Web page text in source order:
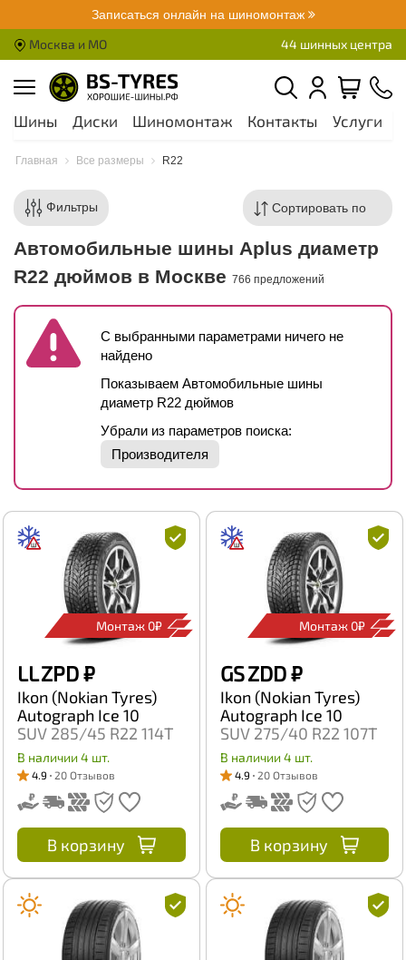
Записаться онлайн на шиномонтаж
Москва и МО 44 шинных центра
Шины Диски Шиномонтаж Контакты Услуги
Главная Все размеры R22
Фильтры
Автомобильные шины Aplus диаметр
R22 дюймов в Москве 766 предложений
С выбранными параметрами ничего не
найдено
Показываем Автомобильные шины
диаметр R22 дюймов
Убрали из параметров поиска:
Производителя
Монтаж 0₽
LL ZPD₽
Ikon (Nokian Tyres)
Autograph Ice 10
SUV 285/45 R22 114T
В наличии 4 шт.
4.9 20 Отзывов
В корзину
Монтаж 0₽
GS ZDD₽
Ikon (Nokian Tyres)
Autograph Ice 10
SUV 275/40 R22 107T
В наличии 4 шт.
4.9 20 Отзывов
В корзину